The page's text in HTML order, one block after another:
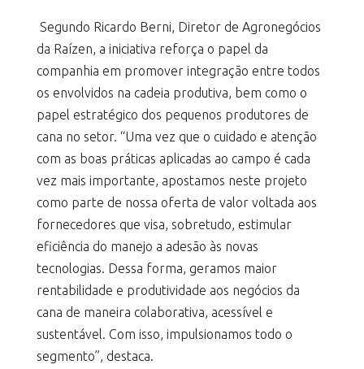
Segundo Ricardo Berni, Diretor de Agronegócios
da Raízen, a iniciativa reforça o papel da
companhia em promover integração entre todos
os envolvidos na cadeia produtiva, bem como o
papel estratégico dos pequenos produtores de
cana no setor. “Uma vez que o cuidado e atenção
com as boas práticas aplicadas ao campo é cada
vez mais importante, apostamos neste projeto
como parte de nossa oferta de valor voltada aos
fornecedores que visa, sobretudo, estimular
eficiência do manejo a adesão às novas
tecnologias. Dessa forma, geramos maior
rentabilidade e produtividade aos negócios da
cana de maneira colaborativa, acessível e
sustentável. Com isso, impulsionamos todo o
segmento”, destaca.